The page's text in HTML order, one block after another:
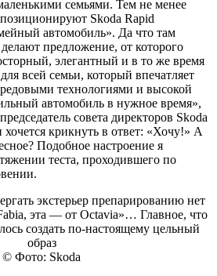
семьями. Тем не менее
Skoda Rapid
автомобиль». Да что там
предложение, от которого
элегантный и в то же время
всей семьи, который впечатляет
технологиями и высокой
автомобиль в нужное время»,
совета директоров Skoda
крикнуть в ответ: «Хочу!» А
Подобное настроение я
теста, проходившего по
экстерьер препарированию нет
эта — от Octavia»… Главное, что
создать по-настоящему цельный
образ
© Фото: Skoda